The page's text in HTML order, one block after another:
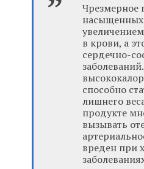
Чрезмерное
в крови, а
сердечно-
способно
лишнего
продукте
вызывать
вреден при